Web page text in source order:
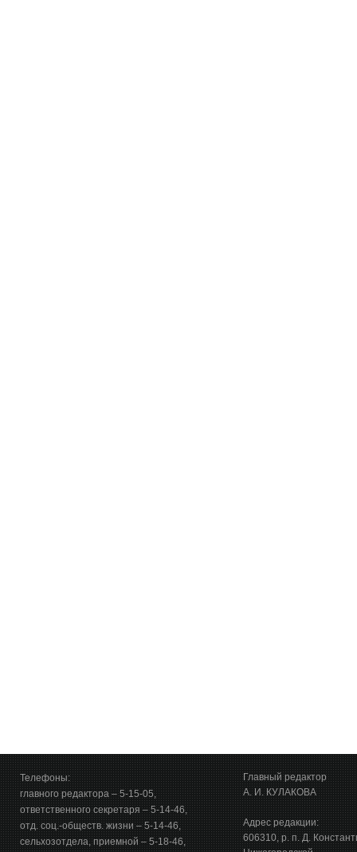
Телефоны:
главного редактора – 5-15-05,
ответственного секретаря – 5-14-46,
отд. соц.-обществ. жизни – 5-14-46,
сельхозотдела, приемной – 5-18-46,
Главный редактор
А. И. КУЛАКОВА
Адрес редакции:
606310, р. п. Д.